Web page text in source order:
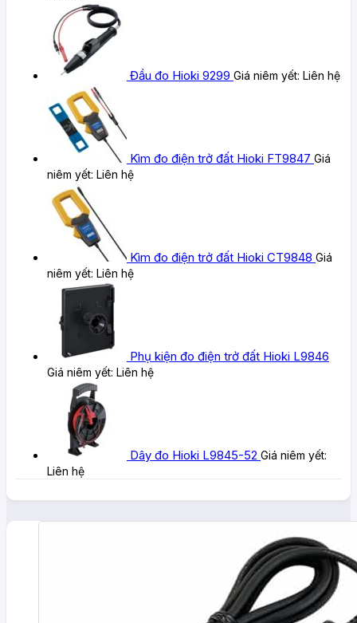
Đầu đo Hioki 9299 Giá niêm yết: Liên hệ
Kìm đo điện trở đất Hioki FT9847 Giá
niêm yết: Liên hệ
Kìm đo điện trở đất Hioki CT9848 Giá
niêm yết: Liên hệ
Phụ kiện đo điện trở đất Hioki L9846
Giá niêm yết: Liên hệ
Dây đo Hioki L9845-52 Giá niêm yết:
Liên hệ